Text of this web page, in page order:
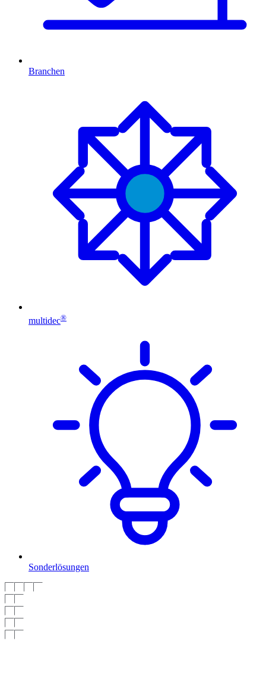
Branchen
multidec®
Sonderlösungen